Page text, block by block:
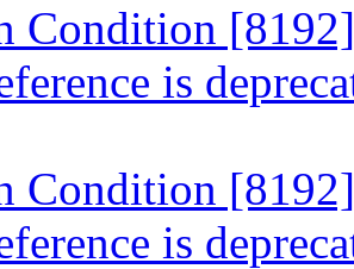
Condition
is
Condition
is